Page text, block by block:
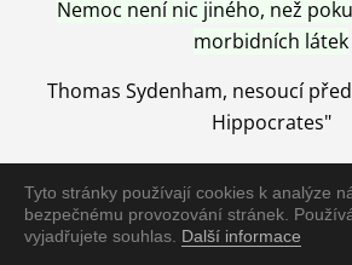
Tyto stránky používají cookies k analýze
bezpečnému provozování stránek.
vyjadřujete souhlas. Další informace
Nemoc není nic jiného, než
morbidních látek
Thomas Sydenham, nesoucí
Hippocrates"
Nemoc je vyléčena jen pomocí